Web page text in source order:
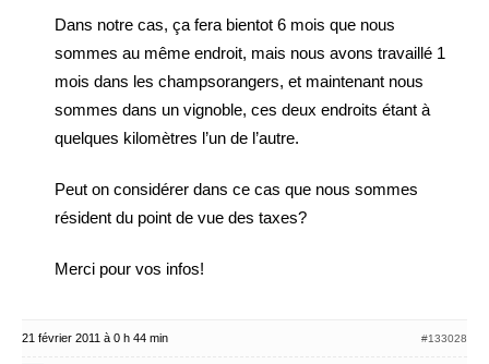
Dans notre cas, ça fera bientot 6 mois que nous
sommes au même endroit, mais nous avons travaillé 1
mois dans les champsorangers, et maintenant nous
sommes dans un vignoble, ces deux endroits étant à
quelques kilomètres l’un de l’autre.
Peut on considérer dans ce cas que nous sommes
résident du point de vue des taxes?
Merci pour vos infos!
21 février 2011 à 0 h 44 min #133028